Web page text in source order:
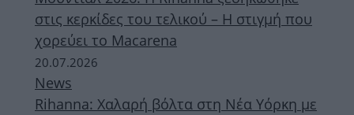
στις κερκίδες του τελικού – Η στιγμή που
χορεύει το Macarena
20.07.2026
News
Rihanna: Χαλαρή βόλτα στη Νέα Υόρκη με